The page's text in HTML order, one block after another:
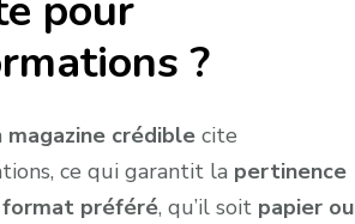
?
magazine crédiblecite
ce qui garantit la pertinence
format préféré, qu’il soit papier ou